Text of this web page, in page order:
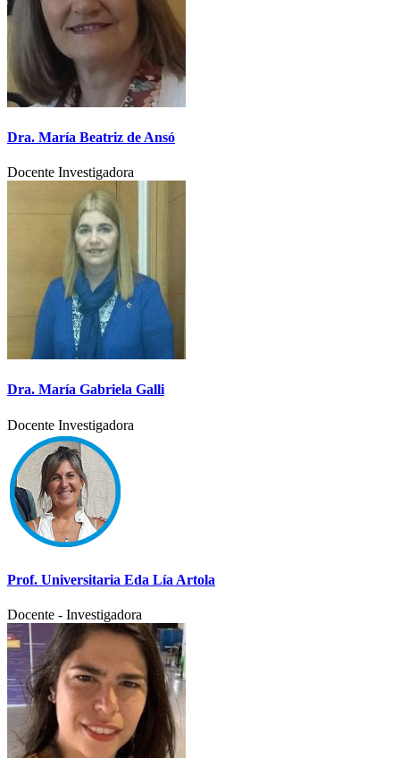
Dra. María Beatriz de Ansó
Docente Investigadora
Dra. María Gabriela Galli
Docente Investigadora
Prof. Universitaria Eda Lía Artola
Docente - Investigadora